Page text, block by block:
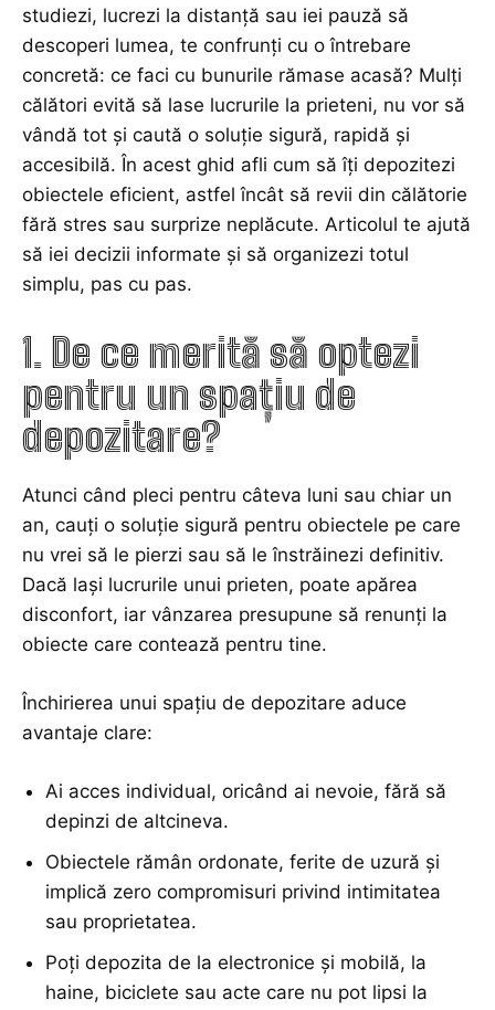
studiezi, lucrezi la distanță sau iei pauză să
descoperi lumea, te confrunți cu o întrebare
concretă: ce faci cu bunurile rămase acasă? Mulți
călători evită să lase lucrurile la prieteni, nu vor să
vândă tot și caută o soluție sigură, rapidă și
accesibilă. În acest ghid afli cum să îți depozitezi
obiectele eficient, astfel încât să revii din călătorie
fără stres sau surprize neplăcute. Articolul te ajută
să iei decizii informate și să organizezi totul
simplu, pas cu pas.
1. De ce merită să optezi
pentru un spațiu de
depozitare?
Atunci când pleci pentru câteva luni sau chiar un
an, cauți o soluție sigură pentru obiectele pe care
nu vrei să le pierzi sau să le înstrăinezi definitiv.
Dacă lași lucrurile unui prieten, poate apărea
disconfort, iar vânzarea presupune să renunți la
obiecte care contează pentru tine.
Închirierea unui spațiu de depozitare aduce
avantaje clare:
Ai acces individual, oricând ai nevoie, fără să
depinzi de altcineva.
Obiectele rămân ordonate, ferite de uzură și
implică zero compromisuri privind intimitatea
sau proprietatea.
Poți depozita de la electronice și mobilă, la
haine, biciclete sau acte care nu pot lipsi la